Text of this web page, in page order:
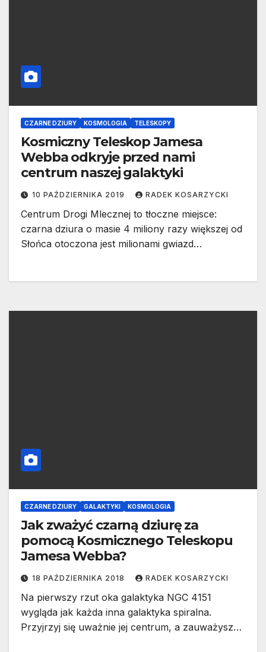
CZARNE DZIURY KOSMOLOGIA TELESKOPY
Kosmiczny Teleskop Jamesa
Webba odkryje przed nami
centrum naszej galaktyki
10 PAŹDZIERNIKA 2019 RADEK KOSARZYCKI
Centrum Drogi Mlecznej to tłoczne miejsce:
czarna dziura o masie 4 miliony razy większej od
Słońca otoczona jest milionami gwiazd…
CZARNE DZIURY GALAKTYKI KOSMOLOGIA
Jak zważyć czarną dziurę za
pomocą Kosmicznego Teleskopu
Jamesa Webba?
18 PAŹDZIERNIKA 2018 RADEK KOSARZYCKI
Na pierwszy rzut oka galaktyka NGC 4151
wygląda jak każda inna galaktyka spiralna.
Przyjrzyj się uważnie jej centrum, a zauważysz…